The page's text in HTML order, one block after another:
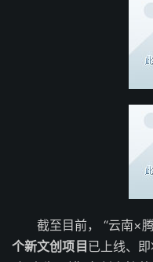
截至目前， “云南×
个新文创项目 已上线、